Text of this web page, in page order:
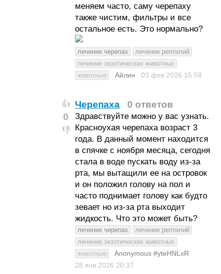
меняем часто, саму черепаху
также чистим, фильтры и все
остальное есть. Это нормально?
лечение черепах
лечение рептилий
лечение экзотических животных
животные
Айлин 03 фев 2026 15:58
👍
0
👎
Черепаха 0 ответов
Здравствуйте можно у вас узнать.
Красноухая черепаха возраст 3
года. В данный момент находится
в спячке с ноября месяца, сегодня
стала в воде пускать воду из-за
рта, мы вытащили ее на островок
и он положил голову на пол и
часто поднимает голову как будто
зевает но из-за рта выходит
жидкость. Что это может быть?
лечение черепах
лечение рептилий
лечение экзотических животных
животные
Anonymous #yteHNLxR
28 янв 2026 20:37